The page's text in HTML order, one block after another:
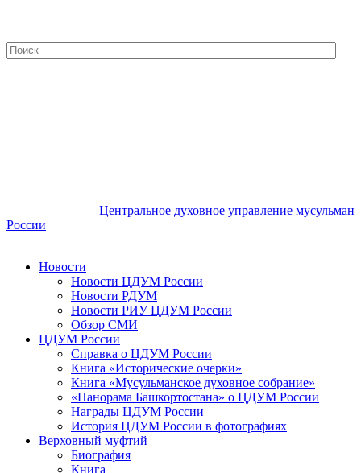
Центральное духовное управление мусульман
России
Новости
Новости ЦДУМ России
Новости РДУМ
Новости РИУ ЦДУМ России
Обзор СМИ
ЦДУМ России
Справка о ЦДУМ России
Книга «Исторические очерки»
Книга «Мусульманское духовное собрание»
«Панорама Башкортостана» о ЦДУМ России
Награды ЦДУМ России
История ЦДУМ России в фотографиях
Верховный муфтий
Биография
Книга